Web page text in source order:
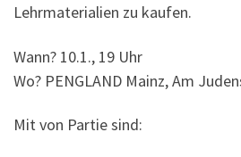
Lehrmaterialien zu kaufen.
Wann? 10.1., 19 Uhr
Wo? PENGLAND Mainz, Am
Mit von Partie sind: